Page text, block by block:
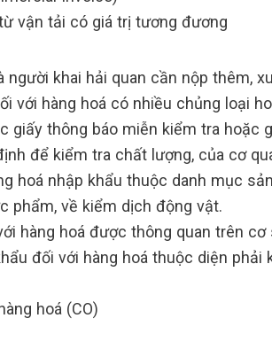
vận tải có giá trị tương đương
khai hải quan cần nộp thêm,
với hàng hoá có nhiều chủng loại
giấy thông báo miễn kiểm tra hoặc
để kiểm tra chất lượng, của cơ
hoá nhập khẩu thuộc danh mục
phẩm, về kiểm dịch động vật.
hàng hoá được thông quan trên cơ
đối với hàng hoá thuộc diện phải
hoá (CO)